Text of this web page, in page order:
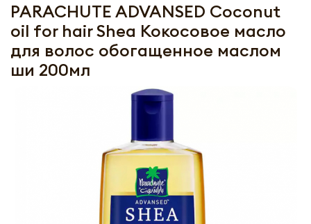
PARACHUTE ADVANSED Coconut
oil for hair Shea Кокосовое масло
для волос обогащенное маслом
ши 200мл